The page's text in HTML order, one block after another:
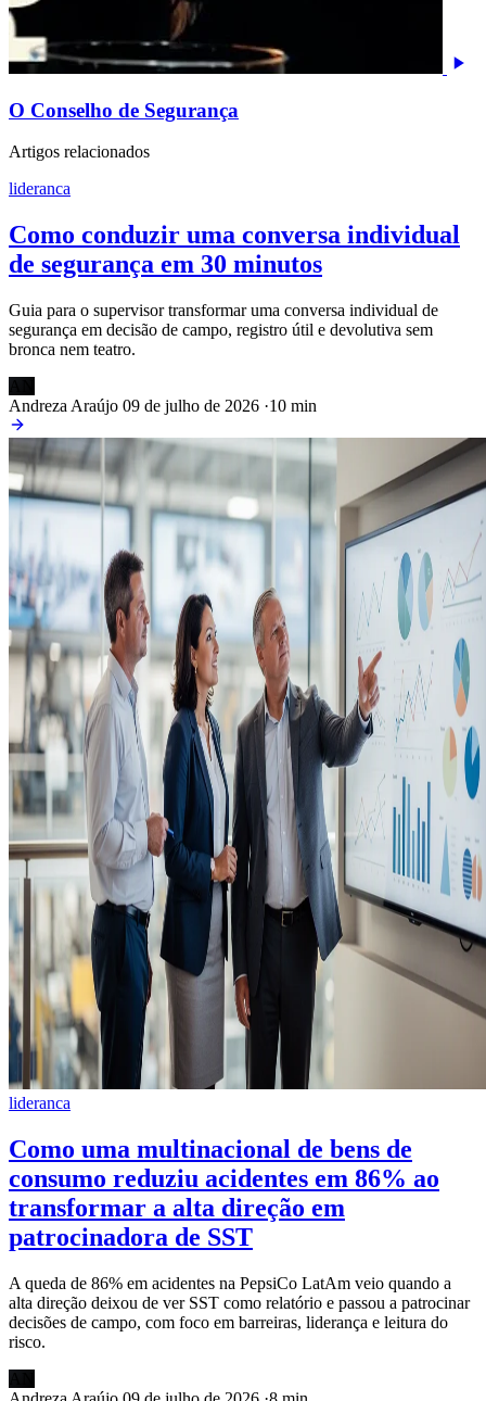
O Conselho de Segurança
Artigos relacionados
lideranca
Como conduzir uma conversa individual
de segurança em 30 minutos
Guia para o supervisor transformar uma conversa individual de
segurança em decisão de campo, registro útil e devolutiva sem
bronca nem teatro.
Andreza Araújo 09 de julho de 2026 ·10 min
lideranca
Como uma multinacional de bens de
consumo reduziu acidentes em 86% ao
transformar a alta direção em
patrocinadora de SST
A queda de 86% em acidentes na PepsiCo LatAm veio quando a
alta direção deixou de ver SST como relatório e passou a patrocinar
decisões de campo, com foco em barreiras, liderança e leitura do
risco.